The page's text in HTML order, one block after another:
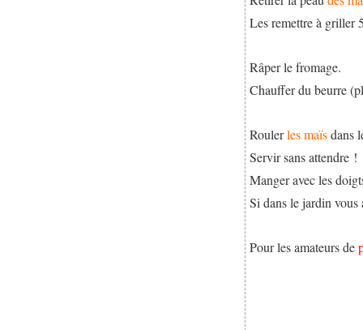
Les remettre à griller
Râper le fromage.
Chauffer du beurre
Roulerles maïsdans
Servir sans attendre !
Manger avec les
Si dans le jardin vous
Pour les amateurs de